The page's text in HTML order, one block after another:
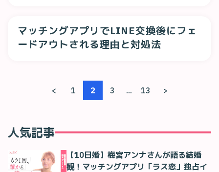
マッチングアプリでLINE交換後にフェ
ードアウトされる理由と対処法
< 1 2 3 ... 13 >
人気記事
【10日婚】梅宮アンナさんが語る結婚
観！マッチングアプリ「ラス恋」独占イ